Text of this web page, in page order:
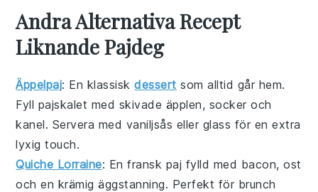
Andra Alternativa Recept
Liknande Pajdeg
Äppelpaj: En klassiskdessert som alltid går hem.
Fyll pajskalet med skivade äpplen, socker och
kanel. Servera med vaniljsås eller glass för en extra
lyxig touch.
Quiche Lorraine: En fransk paj fylld med bacon,ost
och en krämig äggstanning. Perfekt för brunch